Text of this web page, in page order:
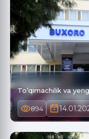
To’qimachilik va
894